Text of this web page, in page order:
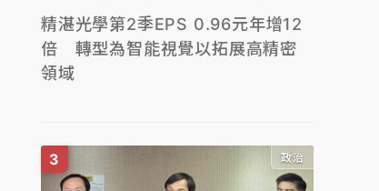
精湛光學第2季EPS 0.96元年增12
倍 轉型為智能視覺以拓展高精密
領域
政治